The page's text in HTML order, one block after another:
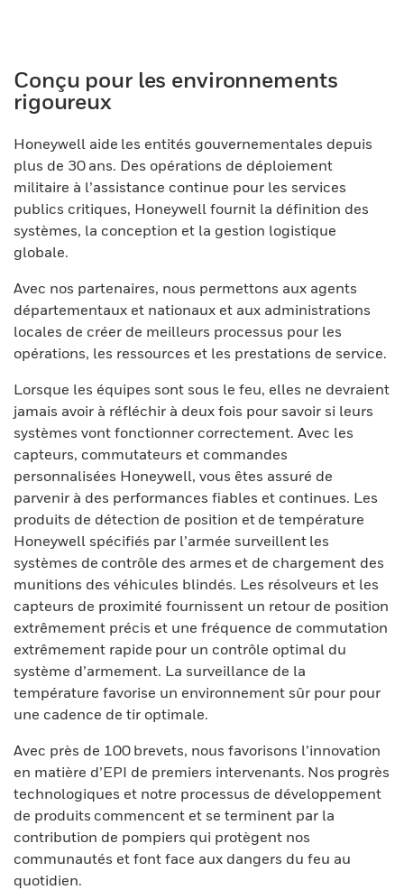
Conçu pour les environnements
rigoureux
Honeywell aide les entités gouvernementales depuis
plus de 30 ans. Des opérations de déploiement
militaire à l’assistance continue pour les services
publics critiques, Honeywell fournit la définition des
systèmes, la conception et la gestion logistique
globale.
Avec nos partenaires, nous permettons aux agents
départementaux et nationaux et aux administrations
locales de créer de meilleurs processus pour les
opérations, les ressources et les prestations de service.
Lorsque les équipes sont sous le feu, elles ne devraient
jamais avoir à réfléchir à deux fois pour savoir si leurs
systèmes vont fonctionner correctement. Avec les
capteurs, commutateurs et commandes
personnalisées Honeywell, vous êtes assuré de
parvenir à des performances fiables et continues. Les
produits de détection de position et de température
Honeywell spécifiés par l’armée surveillent les
systèmes de contrôle des armes et de chargement des
munitions des véhicules blindés. Les résolveurs et les
capteurs de proximité fournissent un retour de position
extrêmement précis et une fréquence de commutation
extrêmement rapide pour un contrôle optimal du
système d’armement. La surveillance de la
température favorise un environnement sûr pour pour
une cadence de tir optimale.
Avec près de 100 brevets, nous favorisons l’innovation
en matière d’EPI de premiers intervenants. Nos progrès
technologiques et notre processus de développement
de produits commencent et se terminent par la
contribution de pompiers qui protègent nos
communautés et font face aux dangers du feu au
quotidien.